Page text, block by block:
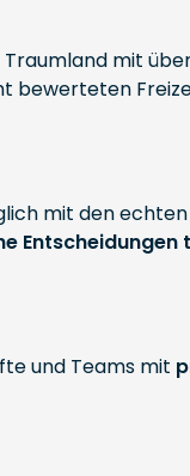
mit
bewerteten
mit den
und Teams mit